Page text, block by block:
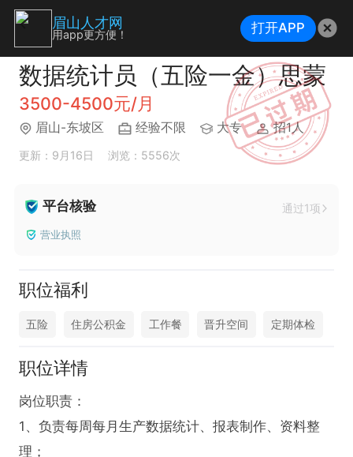
数据统计员（五险一金）思蒙
3500-4500元/月
眉山-东坡区 经验不限 大专 招1人
更新：9月16日 浏览：5556次
平台核验 通过1项
营业执照
职位福利
五险 住房公积金 工作餐 晋升空间 定期体检
职位详情
岗位职责：
1、负责每周每月生产数据统计、报表制作、资料整
理；
眉山人才网
用app更方便！ 打开APP